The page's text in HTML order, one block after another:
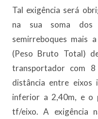
Tal exigência será
na sua soma dos
semirreboques mais
(Peso Bruto Total)
transportador com
distância entre eixos
inferior a 2,40m, e o
tf/eixo. A exigência